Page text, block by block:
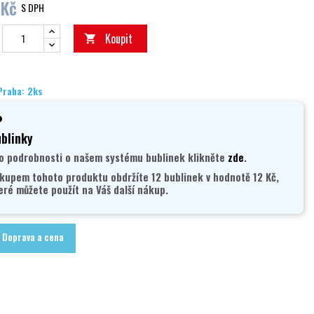
S DPH
 Koupit
2ks
podrobnosti o našem systému bublinek klikněte zde.
tohoto produktu obdržíte 12 bublinek v hodnotě 12 Kč,
můžete použít na Váš další nákup.
Doprava a cena